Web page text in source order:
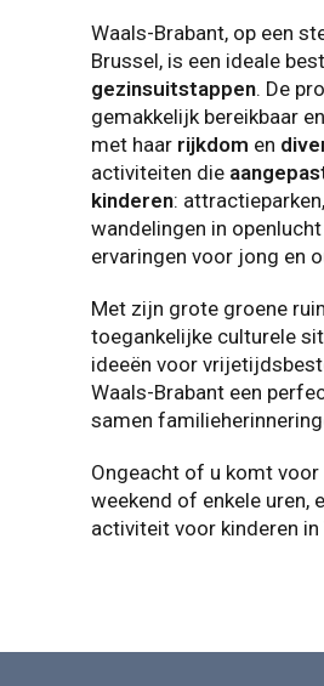
Waals-Brabant, op een
Brussel, is een ideale
gezinsuitstappen. De
gemakkelijk bereikbaar
met haar rijkdom en
activiteiten die
kinderen:
wandelingen in
ervaringen voor jong en
Met zijn grote groene
toegankelijke culturele
ideeën voor
Waals-Brabant een
samen
Ongeacht of u komt voor
weekend of enkele uren,
activiteit voor kinderen in